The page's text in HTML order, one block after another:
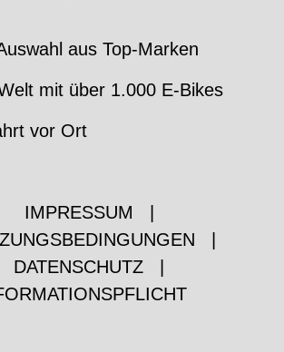
aus Top-Marken
mit über 1.000 E-Bikes
vor Ort
IMPRESSUM
DATENSCHUTZ